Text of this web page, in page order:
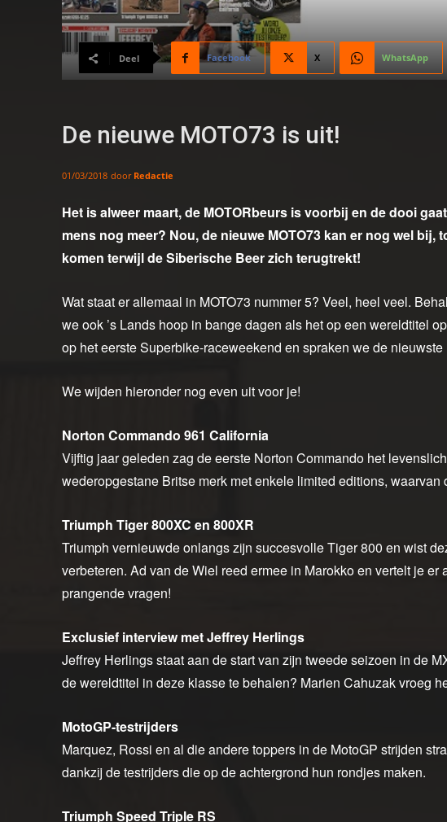
Deel Facebook X WhatsApp
De nieuwe MOTO73 is uit!
01/03/2018 door Redactie
Het is alweer maart, de MOTORbeurs is voorbij en de dooi
mens nog meer? Nou, de nieuwe MOTO73 kan er nog wel bij,
komen terwijl de Siberische Beer zich terugtrekt!
Wat staat er allemaal in MOTO73 nummer 5? Veel, heel veel.
we ook ’s Lands hoop in bange dagen als het op een wereldtitel
op het eerste Superbike-raceweekend en spraken we de
We wijden hieronder nog even uit voor je!
Norton Commando 961 California
Vijftig jaar geleden zag de eerste Norton Commando het
wederopgestane Britse merk met enkele limited editions,
Triumph Tiger 800XC en 800XR
Triumph vernieuwde onlangs zijn succesvolle Tiger 800 en wist
verbeteren. Ad van de Wiel reed ermee in Marokko en vertelt je er
prangende vragen!
Exclusief interview met Jeffrey Herlings
Jeffrey Herlings staat aan de start van zijn tweede seizoen in de
de wereldtitel in deze klasse te behalen? Marien Cahuzak vroeg
MotoGP-testrijders
Marquez, Rossi en al die andere toppers in de MotoGP strijden
dankzij de testrijders die op de achtergrond hun rondjes maken.
Triumph Speed Triple RS